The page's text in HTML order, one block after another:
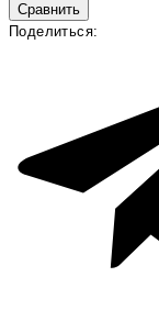
Сравнить
Поделиться: